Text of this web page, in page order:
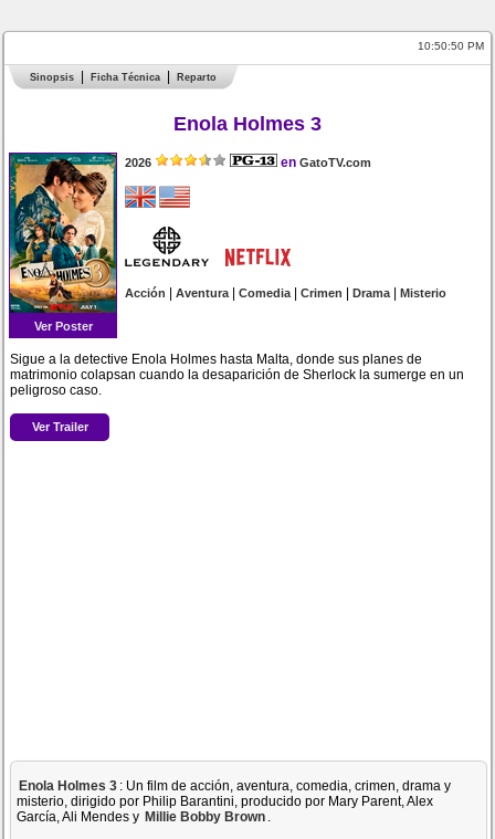
10:50:50 PM
Sinopsis Ficha Técnica Reparto
Enola Holmes 3
Ver Poster
2026 en GatoTV.com
Acción |Aventura|Comedia|Crimen |Drama|Misterio
Sigue a la detective Enola Holmes hasta Malta, donde sus planes de
matrimonio colapsan cuando la desaparición de Sherlock la sumerge en un
peligroso caso.
Ver Trailer
Enola Holmes 3 : Un film de acción, aventura, comedia, crimen, drama y
misterio, dirigido por Philip Barantini, producido por Mary Parent, Alex
García, Ali Mendes y Millie Bobby Brown .